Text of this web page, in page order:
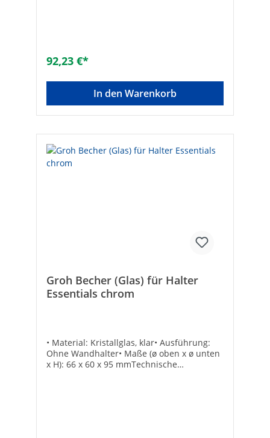
92,23 €*
In den Warenkorb
Groh Becher (Glas) für Halter
Essentials chrom
• Material: Kristallglas, klar• Ausführung:
Ohne Wandhalter• Maße (ø oben x ø unten
x H): 66 x 60 x 95 mmTechnische